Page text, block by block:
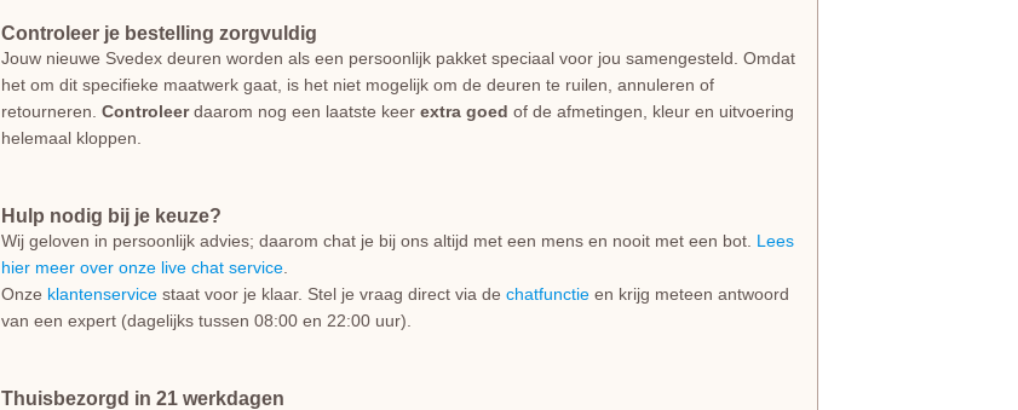
Controleer je bestelling zorgvuldig
Jouw nieuwe Svedex deuren worden als een persoonlijk pakket speciaal voor jou samengesteld. Omdat
het om dit specifieke maatwerk gaat, is het niet mogelijk om de deuren te ruilen, annuleren of
retourneren. Controleerdaarom nog een laatste keer extra goed of de afmetingen, kleur en uitvoering
helemaal kloppen.
Hulp nodig bij je keuze?
Wij geloven in persoonlijk advies; daarom chat je bij ons altijd met een mens en nooit met een bot. Lees
hier meer over onze live chat service
Onze klantenservice staat voor je klaar. Stel je vraag direct via de chatfunctie en krijg meteen antwoord
van een expert (dagelijks tussen 08:00 en 22:00 uur).
Thuisbezorgd in 21 werkdagen